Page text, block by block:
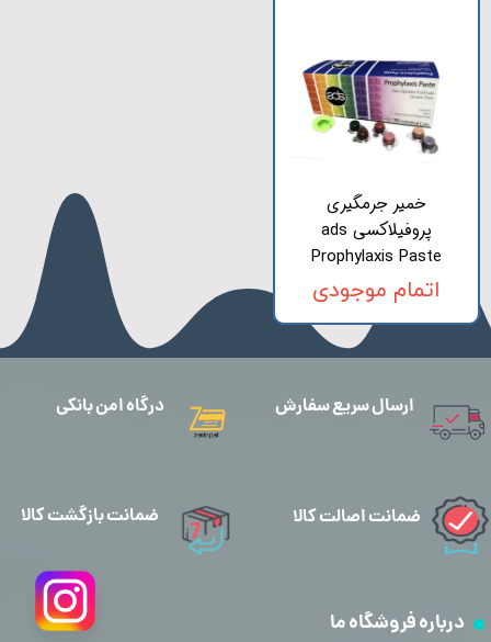
خمیر جرمگیری
پروفیلاکسی ads
Prophylaxis Paste
اتمام موجودی
ارسال سریع سفارش
درباره فروشگاه ما
درگاه امن بانکی
ضمانت اصالت کالا ضمانت بازگشت کالا